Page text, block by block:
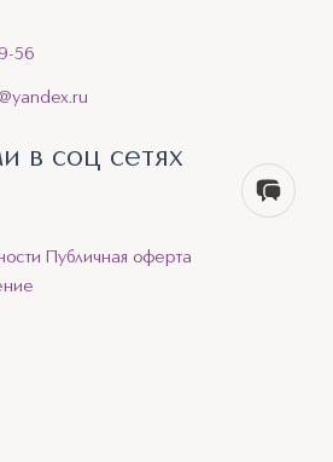
56
в соц сетях
Публичная оферта